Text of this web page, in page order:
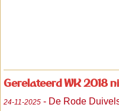
Gerelateerd WK 2018
24-11-2025 - De Rode